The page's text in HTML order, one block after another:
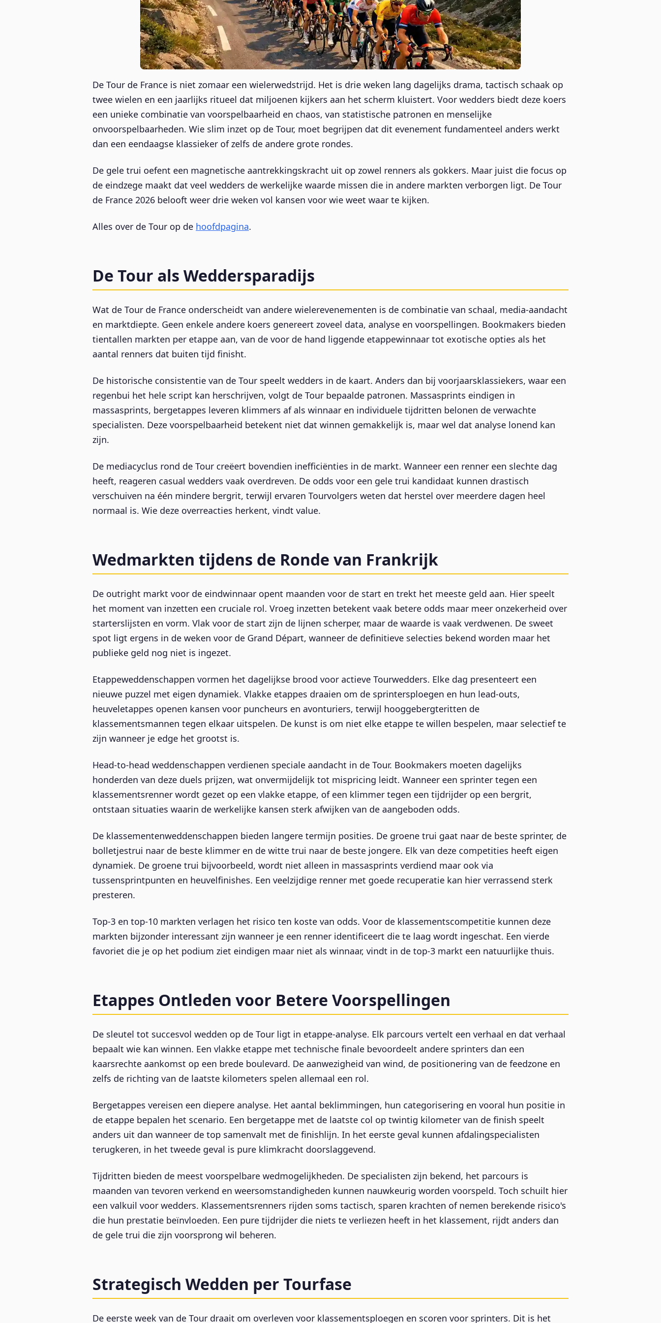
De Tour de France is niet zomaar een wielerwedstrijd. Het is drie weken lang dagelijks drama, tactisch schaak op
twee wielen en een jaarlijks ritueel dat miljoenen kijkers aan het scherm kluistert. Voor wedders biedt deze koers
een unieke combinatie van voorspelbaarheid en chaos, van statistische patronen en menselijke
onvoorspelbaarheden. Wie slim inzet op de Tour, moet begrijpen dat dit evenement fundamenteel anders werkt
dan een eendaagse klassieker of zelfs de andere grote rondes.
De gele trui oefent een magnetische aantrekkingskracht uit op zowel renners als gokkers. Maar juist die focus op
de eindzege maakt dat veel wedders de werkelijke waarde missen die in andere markten verborgen ligt. De Tour
de France 2026 belooft weer drie weken vol kansen voor wie weet waar te kijken.
Alles over de Tour op de hoofdpagina.
De Tour als Weddersparadijs
Wat de Tour de France onderscheidt van andere wielerevenementen is de combinatie van schaal, media-aandacht
en marktdiepte. Geen enkele andere koers genereert zoveel data, analyse en voorspellingen. Bookmakers bieden
tientallen markten per etappe aan, van de voor de hand liggende etappewinnaar tot exotische opties als het
aantal renners dat buiten tijd finisht.
De historische consistentie van de Tour speelt wedders in de kaart. Anders dan bij voorjaarsklassiekers, waar een
regenbui het hele script kan herschrijven, volgt de Tour bepaalde patronen. Massasprints eindigen in
massasprints, bergetappes leveren klimmers af als winnaar en individuele tijdritten belonen de verwachte
specialisten. Deze voorspelbaarheid betekent niet dat winnen gemakkelijk is, maar wel dat analyse lonend kan
zijn.
De mediacyclus rond de Tour creëert bovendien inefficiënties in de markt. Wanneer een renner een slechte dag
heeft, reageren casual wedders vaak overdreven. De odds voor een gele trui kandidaat kunnen drastisch
verschuiven na één mindere bergrit, terwijl ervaren Tourvolgers weten dat herstel over meerdere dagen heel
normaal is. Wie deze overreacties herkent, vindt value.
Wedmarkten tijdens de Ronde van Frankrijk
De outright markt voor de eindwinnaar opent maanden voor de start en trekt het meeste geld aan. Hier speelt
het moment van inzetten een cruciale rol. Vroeg inzetten betekent vaak betere odds maar meer onzekerheid over
starterslijsten en vorm. Vlak voor de start zijn de lijnen scherper, maar de waarde is vaak verdwenen. De sweet
spot ligt ergens in de weken voor de Grand Départ, wanneer de definitieve selecties bekend worden maar het
publieke geld nog niet is ingezet.
Etappeweddenschappen vormen het dagelijkse brood voor actieve Tourwedders. Elke dag presenteert een
nieuwe puzzel met eigen dynamiek. Vlakke etappes draaien om de sprintersploegen en hun lead-outs,
heuveletappes openen kansen voor puncheurs en avonturiers, terwijl hooggebergteritten de
klassementsmannen tegen elkaar uitspelen. De kunst is om niet elke etappe te willen bespelen, maar selectief te
zijn wanneer je edge het grootst is.
Head-to-head weddenschappen verdienen speciale aandacht in de Tour. Bookmakers moeten dagelijks
honderden van deze duels prijzen, wat onvermijdelijk tot mispricing leidt. Wanneer een sprinter tegen een
klassementsrenner wordt gezet op een vlakke etappe, of een klimmer tegen een tijdrijder op een bergrit,
ontstaan situaties waarin de werkelijke kansen sterk afwijken van de aangeboden odds.
De klassementenweddenschappen bieden langere termijn posities. De groene trui gaat naar de beste sprinter, de
bolletjestrui naar de beste klimmer en de witte trui naar de beste jongere. Elk van deze competities heeft eigen
dynamiek. De groene trui bijvoorbeeld, wordt niet alleen in massasprints verdiend maar ook via
tussensprintpunten en heuvelfinishes. Een veelzijdige renner met goede recuperatie kan hier verrassend sterk
presteren.
Top-3 en top-10 markten verlagen het risico ten koste van odds. Voor de klassementscompetitie kunnen deze
markten bijzonder interessant zijn wanneer je een renner identificeert die te laag wordt ingeschat. Een vierde
favoriet die je op het podium ziet eindigen maar niet als winnaar, vindt in de top-3 markt een natuurlijke thuis.
Etappes Ontleden voor Betere Voorspellingen
De sleutel tot succesvol wedden op de Tour ligt in etappe-analyse. Elk parcours vertelt een verhaal en dat verhaal
bepaalt wie kan winnen. Een vlakke etappe met technische finale bevoordeelt andere sprinters dan een
kaarsrechte aankomst op een brede boulevard. De aanwezigheid van wind, de positionering van de feedzone en
zelfs de richting van de laatste kilometers spelen allemaal een rol.
Bergetappes vereisen een diepere analyse. Het aantal beklimmingen, hun categorisering en vooral hun positie in
de etappe bepalen het scenario. Een bergetappe met de laatste col op twintig kilometer van de finish speelt
anders uit dan wanneer de top samenvalt met de finishlijn. In het eerste geval kunnen afdalingspecialisten
terugkeren, in het tweede geval is pure klimkracht doorslaggevend.
Tijdritten bieden de meest voorspelbare wedmogelijkheden. De specialisten zijn bekend, het parcours is
maanden van tevoren verkend en weersomstandigheden kunnen nauwkeurig worden voorspeld. Toch schuilt hier
een valkuil voor wedders. Klassementsrenners rijden soms tactisch, sparen krachten of nemen berekende risico's
die hun prestatie beïnvloeden. Een pure tijdrijder die niets te verliezen heeft in het klassement, rijdt anders dan
de gele trui die zijn voorsprong wil beheren.
Strategisch Wedden per Tourfase
De eerste week van de Tour draait om overleven voor klassementsploegen en scoren voor sprinters. Dit is het